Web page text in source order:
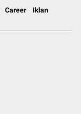
Career Iklan